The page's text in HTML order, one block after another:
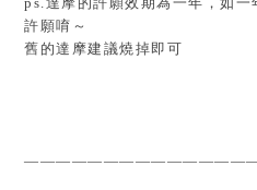
許願唷～
舊的達摩建議燒掉即可